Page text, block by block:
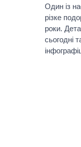
КАБІНЕТ
ГОЛОВИ
МЕРИ МІСТ
ВСІ
Один із
різке
роки.
сьогодні